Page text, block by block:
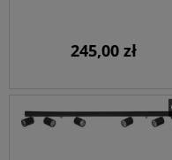
245,00 zł